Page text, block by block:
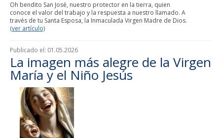
Oh bendito San José, nuestro protector en la tierra, quien
conoce el valor del trabajo y la respuesta a nuestro llamado. A
través de tu Santa Esposa, la Inmaculada Virgen Madre de Dios.
(ver artículo)
Publicado el: 01.05.2026
La imagen más alegre de la Virgen
María y el Niño Jesús